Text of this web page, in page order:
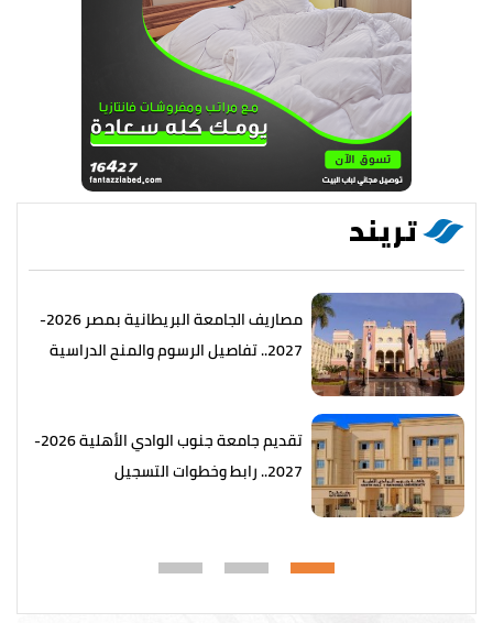
تريند
مصاريف الجامعة البريطانية بمصر 2026-
2027.. تفاصيل الرسوم والمنح الدراسية
تقديم جامعة جنوب الوادي الأهلية 2026-
2027.. رابط وخطوات التسجيل